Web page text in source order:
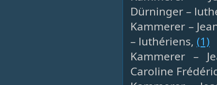
Dürninger –
Kammerer –
– luthériens, (1)
Kammerer –
Caroline